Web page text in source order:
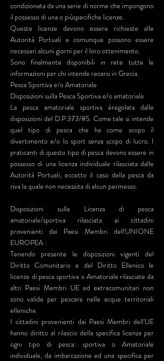
condizionata da una serie di norme che impongono
il possesso di una o piùspecifiche licenze.
Queste licenze devono essere richieste alle
Autorità Portuali e comunque possono essere
necessari alcuni giorni per il loro ottenimento.
Sono finalmente disponibili in rete tutte le
informazioni per chi intende recarsi in Grecia.
Pesca Sportiva e/o Amatoriale
Disposizioni sulla Pesca Sportiva e/o amatoriale
La pesca amatoriale sportiva èregolata dalle
disposizioni del D.P.373/85. Come tale si intende
quel tipo di pesca che ha come scopo il
divertimento e/o lo sport senza scopo di lucro. I
praticanti di questo tipo di pesca devono essere in
possesso di una licenza individuale rilasciata dalle
Autorità Portuali, eccetto il caso della pesca da
riva la quale non necessita di alcun permesso.
Disposizioni sulla Licenza di pesca
amatoriale/sportiva rilasciata ai cittadini
provenienti dai Paesi Membri dell'UNIONE
EUROPEA :
Tenendo presente le disposizioni vigenti del
Diritto Comunitario e del Diritto Ellenico le
licenze di pesca sportiva o Amatoriale rilasciate da
altri Paesi Membri UE ed extracomunitari non
sono valide per pescare nelle acque territoriali
elleniche.
I cittadini provenienti dai Paesi Membri dell'UE
hanno diritto al rilascio della specifica licenza per
ogni tipo di pesca: sportiva o Amatoriale
individuale, da imbarcazione ed una specifica per